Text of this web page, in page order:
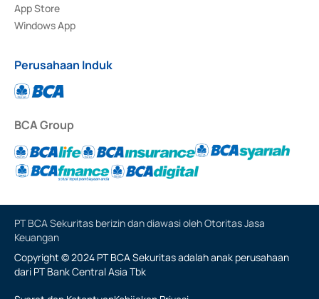
App Store
Windows App
Perusahaan Induk
BCA Group
PT BCA Sekuritas berizin dan diawasi oleh Otoritas Jasa
Keuangan
Copyright © 2024 PT BCA Sekuritas adalah anak perusahaan
dari PT Bank Central Asia Tbk